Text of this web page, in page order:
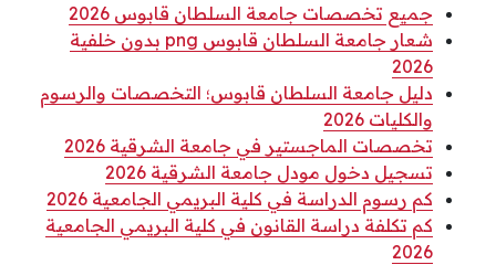
جميع تخصصات جامعة السلطان قابوس 2026
شعار جامعة السلطان قابوس png بدون خلفية
2026
دليل جامعة السلطان قابوس؛ التخصصات والرسوم
والكليات 2026
تخصصات الماجستير في جامعة الشرقية 2026
تسجيل دخول مودل جامعة الشرقية 2026
كم رسوم الدراسة في كلية البريمي الجامعية 2026
كم تكلفة دراسة القانون في كلية البريمي الجامعية
2026